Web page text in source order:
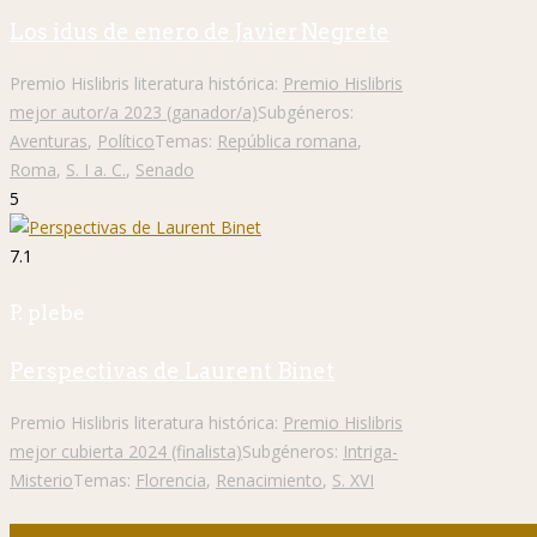
Los idus de enero de Javier Negrete
Premio Hislibris literatura histórica: Premio Hislibris
mejor autor/a 2023 (ganador/a)Subgéneros:
Aventuras, PolíticoTemas: República romana,
Roma, S. I a. C., Senado
5
7.1
P. plebe
Perspectivas de Laurent Binet
Premio Hislibris literatura histórica: Premio Hislibris
mejor cubierta 2024 (finalista)Subgéneros: Intriga-
MisterioTemas: Florencia, Renacimiento, S. XVI